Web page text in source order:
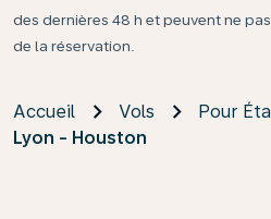
des dernières 48 h et peuvent ne
de la réservation.
Accueil Vols
Pour
Lyon - Houston